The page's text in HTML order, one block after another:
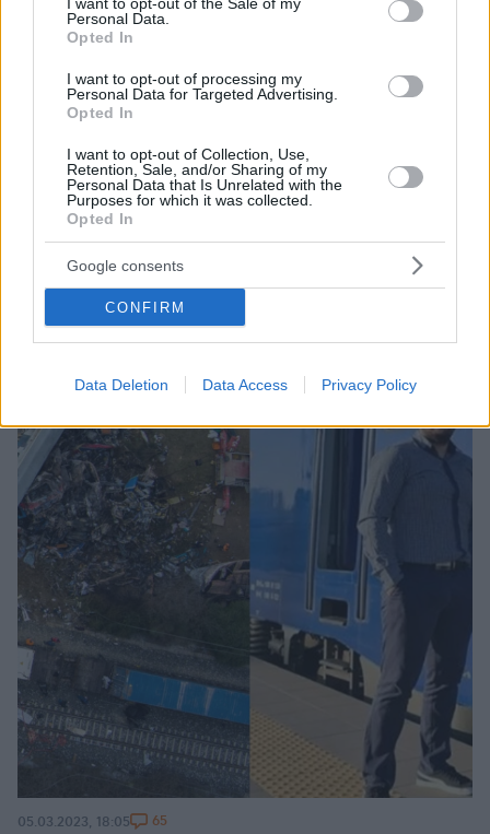
Personal Data.
Opted In
I want to opt-out of processing my
Personal Data for Targeted Advertising.
Opted In
I want to opt-out of Collection, Use,
Retention, Sale, and/or Sharing of my
Personal Data that Is Unrelated with the
Purposes for which it was collected.
Opted In
Google consents
CONFIRM
Data Deletion Data Access Privacy Policy
Ψηφιοποιούνται τα δημοτολόγια - Εκσυγχρονίζονται τα
ληξιαρχεία
Σε μία ενιαία ψηφιακή «ομπρέλα» όλα τα
δημοτολόγια των δήμων – Τι προβλέπεται για όσους
έχουν συνάψει σύμφωνο συμβίωσης
29.03.2023, 11:24 1
05.03.2023, 18:05 65